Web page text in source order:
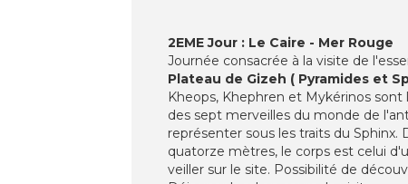
2EME Jour : Le Caire - Mer Rouge
Journée consacrée à la visite de
Plateau de Gizeh ( Pyramides et
Kheops, Khephren et Mykérinos
des sept merveilles du monde de
représenter sous les traits du
quatorze mètres, le corps est celui
veiller sur le site. Possibilité de